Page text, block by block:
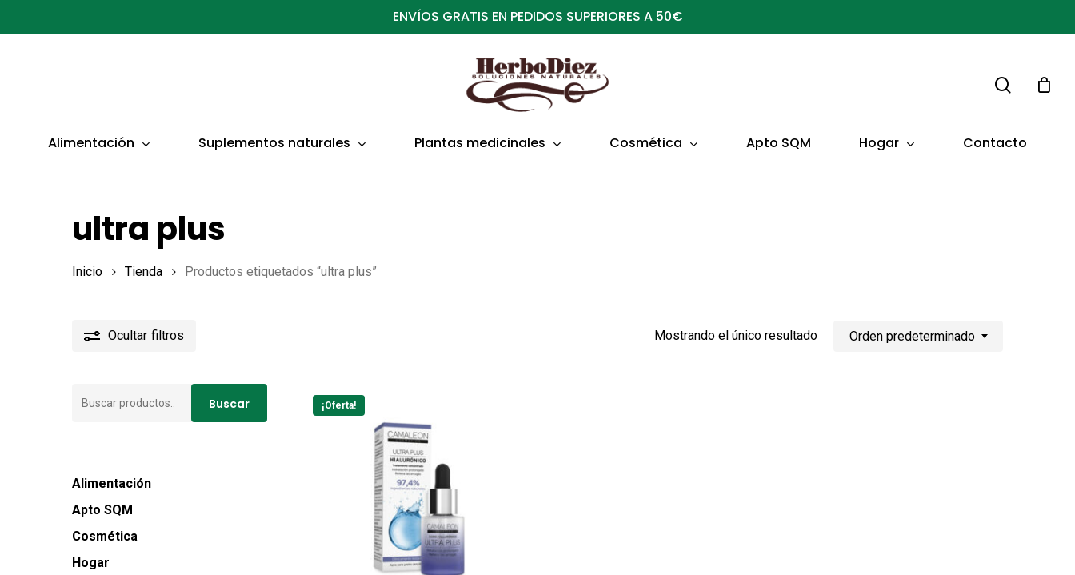
al
ENVÍOS GRATIS EN PEDIDOS SUPERIORES A 50€
Presionar ENTER para buscar o ESC para cerrar
Alimentación Suplementos naturales Plantas medicinales Cosmética Apto SQM Hogar Contacto
ultra plus
Inicio Tienda Productos etiquetados “ultra plus”
Ocultar filtros Mostrando el único resultado Orden predeterminado
Buscar
Alimentación
Apto SQM
Cosmética
Hogar
¡Oferta!